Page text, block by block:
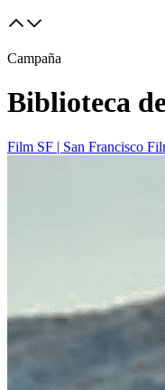
Campaña
Biblioteca
Film SF | San Francisco